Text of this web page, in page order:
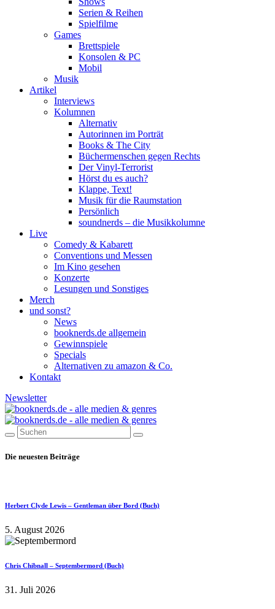
Serien & Reihen
Spielfilme
Games
Brettspiele
Konsolen & PC
Mobil
Musik
Artikel
Interviews
Kolumnen
Alternativ
Autorinnen im Porträt
Books & The City
Büchermenschen gegen Rechts
Der Vinyl-Terrorist
Hörst du es auch?
Klappe, Text!
Musik für die Raumstation
Persönlich
soundnerds – die Musikkolumne
Live
Comedy & Kabarett
Conventions und Messen
Im Kino gesehen
Konzerte
Lesungen und Sonstiges
Merch
und sonst?
News
booknerds.de allgemein
Gewinnspiele
Specials
Alternativen zu amazon & Co.
Kontakt
Newsletter
Die neuesten Beiträge
Herbert Clyde Lewis – Gentleman über Bord (Buch)
5. August 2026
Chris Chibnall – Septembermord (Buch)
31. Juli 2026